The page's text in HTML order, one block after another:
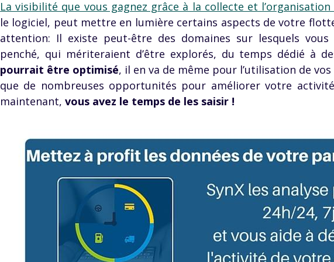
La visibilité que vous gagnez grâce à la collecte et l’organisation
le logiciel, peut mettre en lumière certains aspects de votre
attention: Il existe peut-être des domaines sur lesquels
penché, qui mériteraient d’être explorés, du temps dédié à
pourrait être optimisé, il en va de même pour l’utilisation de
que de nombreuses opportunités pour améliorer votre
maintenant, vous avez le temps de les saisir !